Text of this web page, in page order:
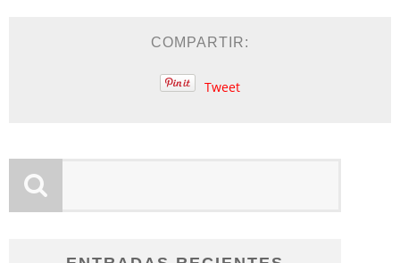
COMPARTIR:
Tweet